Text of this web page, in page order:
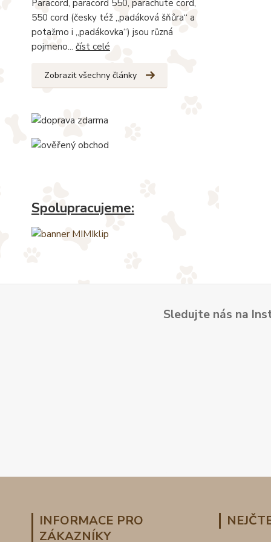
Paracord, paracord 550, parachute cord,
550 cord (česky též „padáková šňůra“ a
potažmo i „padákovka“) jsou různá
pojmeno... číst celé
Zobrazit všechny články
Spolupracujeme:
Sledujte nás na
INFORMACE PRO
ZÁKAZNÍKY